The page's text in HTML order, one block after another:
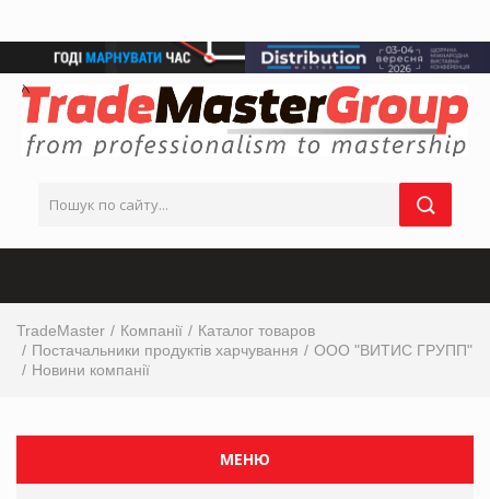
TradeMaster Компанії
Каталог товаров
Постачальники продуктів харчування
ООО "ВИТИС ГРУПП"
Новини компанії
МЕНЮ